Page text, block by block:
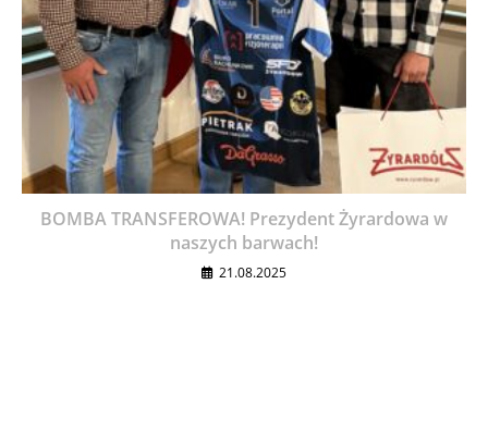
BOMBA TRANSFEROWA! Prezydent Żyrardowa w
naszych barwach!
21.08.2025